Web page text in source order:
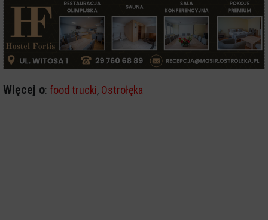
Więcej o: food trucki, Ostrołęka